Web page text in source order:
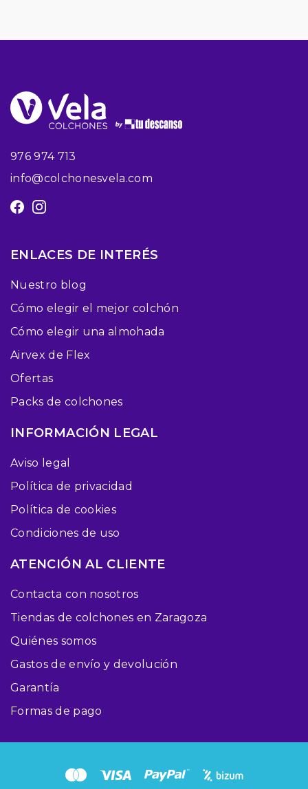
976 974 713
info@colchonesvela.com
ENLACES DE INTERÉS
Nuestro blog
Cómo elegir el mejor colchón
Cómo elegir una almohada
Airvex de Flex
Ofertas
Packs de colchones
INFORMACIÓN LEGAL
Aviso legal
Política de privacidad
Política de cookies
Condiciones de uso
ATENCIÓN AL CLIENTE
Contacta con nosotros
Tiendas de colchones en Zaragoza
Quiénes somos
Gastos de envío y devolución
Garantía
Formas de pago